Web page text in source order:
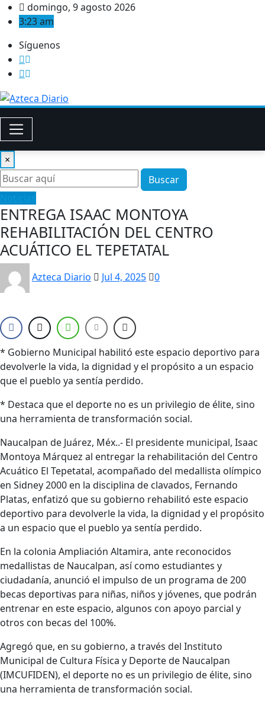
Saltar domingo, 9 agosto 2026
3:23 am
Síguenos
×
Buscar
ENTREGA ISAAC MONTOYA
REHABILITACIÓN DEL CENTRO
ACUÁTICO EL TEPETATAL
Azteca Diario Jul 4, 2025 0
* Gobierno Municipal habilitó este espacio deportivo para
devolverle la vida, la dignidad y el propósito a un espacio
que el pueblo ya sentía perdido.
* Destaca que el deporte no es un privilegio de élite, sino
una herramienta de transformación social.
Naucalpan de Juárez, Méx..- El presidente municipal, Isaac
Montoya Márquez al entregar la rehabilitación del Centro
Acuático El Tepetatal, acompañado del medallista olímpico
en Sidney 2000 en la disciplina de clavados, Fernando
Platas, enfatizó que su gobierno rehabilitó este espacio
deportivo para devolverle la vida, la dignidad y el propósito
a un espacio que el pueblo ya sentía perdido.
En la colonia Ampliación Altamira, ante reconocidos
medallistas de Naucalpan, así como estudiantes y
ciudadanía, anunció el impulso de un programa de 200
becas deportivas para niñas, niños y jóvenes, que podrán
entrenar en este espacio, algunos con apoyo parcial y
otros con becas del 100%.
Agregó que, en su gobierno, a través del Instituto
Municipal de Cultura Física y Deporte de Naucalpan
(IMCUFIDEN), el deporte no es un privilegio de élite, sino
una herramienta de transformación social.